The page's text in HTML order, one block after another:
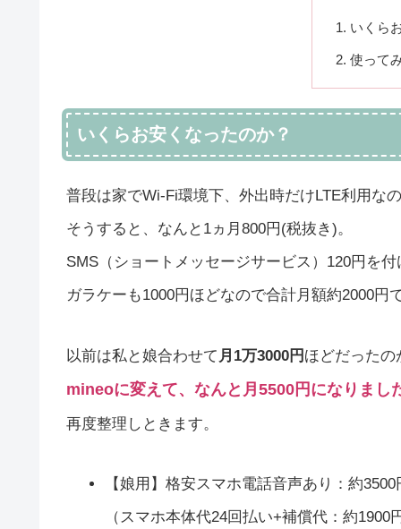
いくら
使って
いくらお安くなったのか？
普段は家でWi-Fi環境下、外出時だけLTE利用な
そうすると、なんと1ヵ月800円(税抜き)。
SMS（ショートメッセージサービス）120円を
ガラケーも1000円ほどなので合計月額約2000円
以前は私と娘合わせて 月1万3000円 ほどだったの
mineoに変えて、なんと月5500円になりまし
再度整理しときます。
【娘用】格安スマホ電話音声あり：約
（スマホ本体代24回払い+補償代：約1900